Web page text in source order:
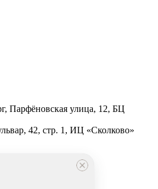
, Парфёновская улица, 12, БЦ
42, стр. 1, ИЦ «Сколково»